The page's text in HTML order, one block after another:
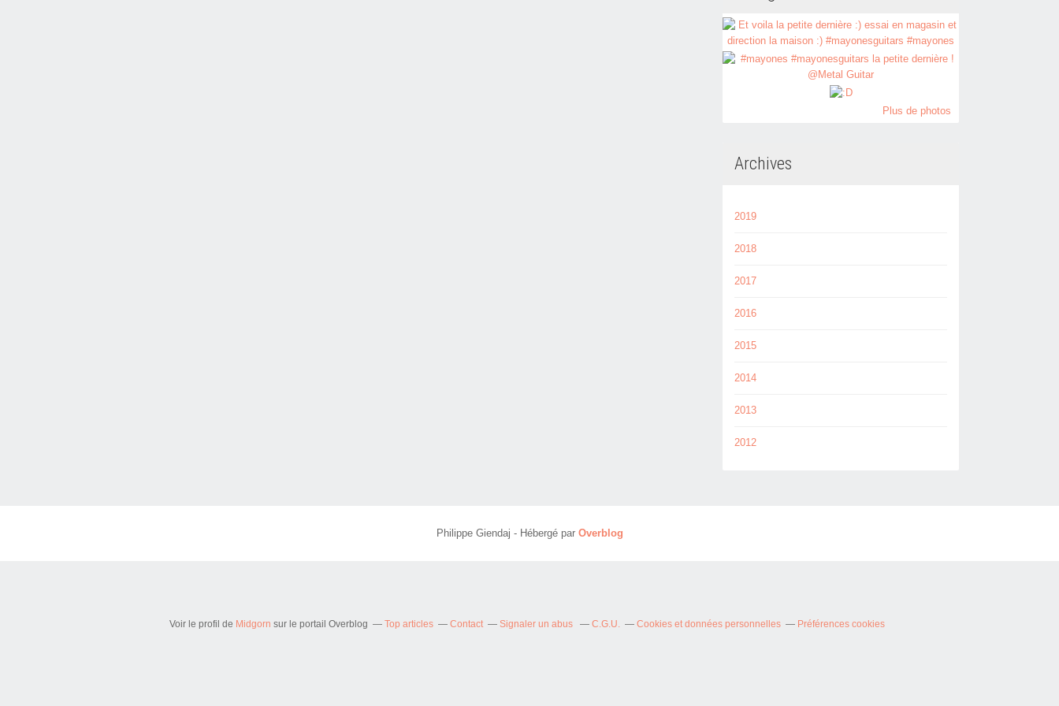
Plus de photos
Archives
2019
2018
2017
2016
2015
2014
2013
2012
Philippe Giendaj - Hébergé par Overblog
Voir le profil de Midgorn sur le portail Overblog Top articles Contact Signaler un abus C.G.U. Cookies et données personnelles Préférences cookies